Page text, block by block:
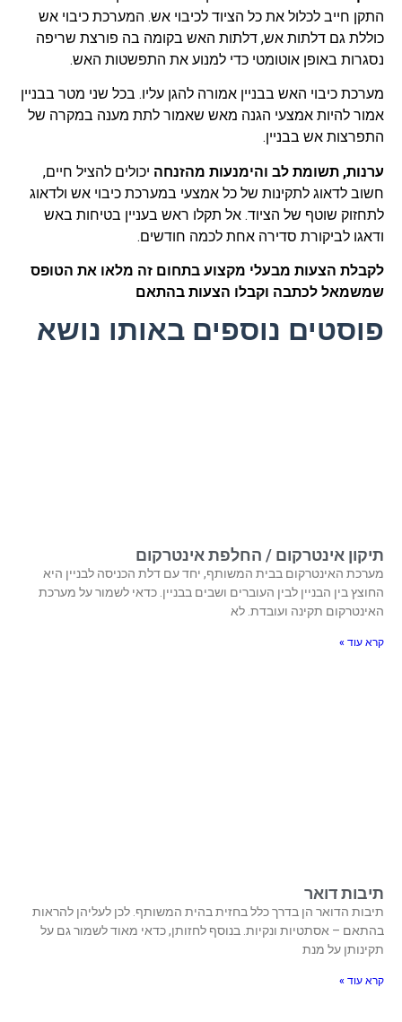
התקן חייב לכלול את כל הציוד לכיבוי אש. המערכת כיבוי אש
כוללת גם דלתות אש, דלתות האש בקומה בה פורצת שריפה
נסגרות באופן אוטומטי כדי למנוע את התפשטות האש.
מערכת כיבוי האש בבניין אמורה להגן עליו. בכל שני מטר בבניין
אמור להיות אמצעי הגנה מאש שאמור לתת מענה במקרה של
התפרצות אש בבניין.
ערנות, תשומת לב והימנעות מהזנחה יכולים להציל חיים,
חשוב לדאוג לתקינות של כל אמצעי במערכת כיבוי אש ולדאוג
לתחזוק שוטף של הציוד. אל תקלו ראש בעניין בטיחות באש
ודאגו לביקורת סדירה אחת לכמה חודשים.
לקבלת הצעות מבעלי מקצוע בתחום זה מלאו את הטופס
שמשמאל לכתבה וקבלו הצעות בהתאם
פוסטים נוספים באותו נושא
תיקון אינטרקום / החלפת אינטרקום
מערכת האינטרקום בבית המשותף, יחד עם דלת הכניסה לבניין היא
החוצץ בין הבניין לבין העוברים ושבים בבניין. כדאי לשמור על מערכת
האינטרקום תקינה ועובדת. לא
קרא עוד »
תיבות דואר
תיבות הדואר הן בדרך כלל בחזית בהית המשותף. לכן לעליהן להראות
בהתאם – אסתטיות ונקיות. בנוסף לחזותן, כדאי מאוד לשמור גם על
תקינותן על מנת
קרא עוד »